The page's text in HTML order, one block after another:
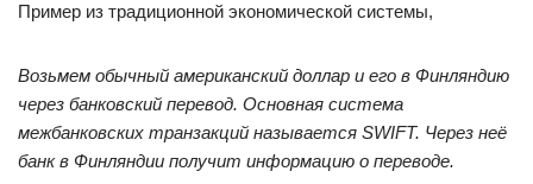
Пример из традиционной экономической системы,
Возьмем обычный американский доллар и его в Финляндию
через банковский перевод. Основная система
межбанковских транзакций называется SWIFT. Через неё
банк в Финляндии получит информацию о переводе.